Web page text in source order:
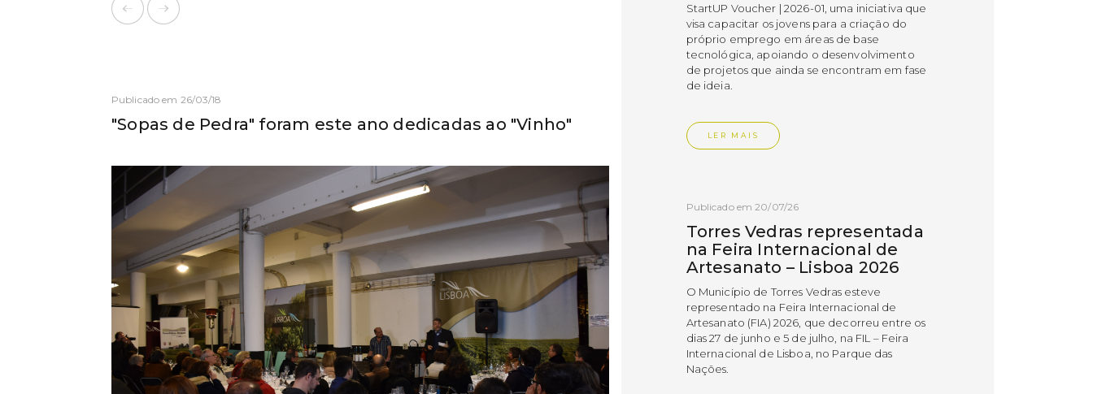
Publicado em 26/03/18
"Sopas de Pedra" foram este ano dedicadas ao "Vinho"
StartUP Voucher | 2026-01, uma iniciativa que
visa capacitar os jovens para a criação do
próprio emprego em áreas de base
tecnológica, apoiando o desenvolvimento
de projetos que ainda se encontram em fase
de ideia.
LER MAIS
Publicado em 20/07/26
Torres Vedras representada
na Feira Internacional de
Artesanato – Lisboa 2026
O Município de Torres Vedras esteve
representado na Feira Internacional de
Artesanato (FIA) 2026, que decorreu entre os
dias 27 de junho e 5 de julho, na FIL – Feira
Internacional de Lisboa, no Parque das
Nações.